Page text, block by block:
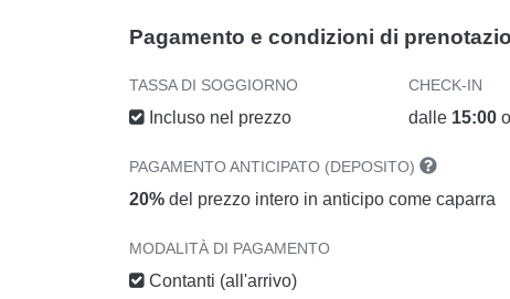
Pagamento e condizioni di
TASSA DI SOGGIORNO
Incluso nel prezzo
CHECK-IN
dalle 15:00
PAGAMENTO ANTICIPATO (DEPOSITO)
20% del prezzo intero in anticipo come caparra
MODALITÀ DI PAGAMENTO
Contanti (all'arrivo)